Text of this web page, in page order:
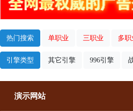
热门搜索 单职业 三职业 多职
引擎类型 其它引擎 996引擎
演示网站